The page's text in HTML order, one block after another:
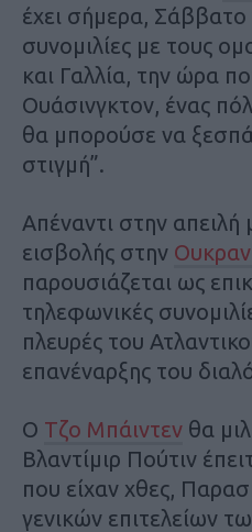
έχει σήμερα, Σάββατο
συνομιλίες με τους
και Γαλλία, την ώρα
Ουάσινγκτον, ένας
θα μπορούσε να
στιγμή”.
Απέναντι στην απειλή
εισβολής στην
παρουσιάζεται ως
τηλεφωνικές
πλευρές του
επανέναρξης του
Ο Τζο Μπάιντεν θα
Βλαντίμιρ Πούτιν
που είχαν χθες,
γενικών επιτελείων